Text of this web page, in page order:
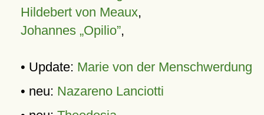
Hildebert von Meaux,
Johannes „Opilio”,
• Update: Marie von der Menschwerdung
• neu: Nazareno Lanciotti